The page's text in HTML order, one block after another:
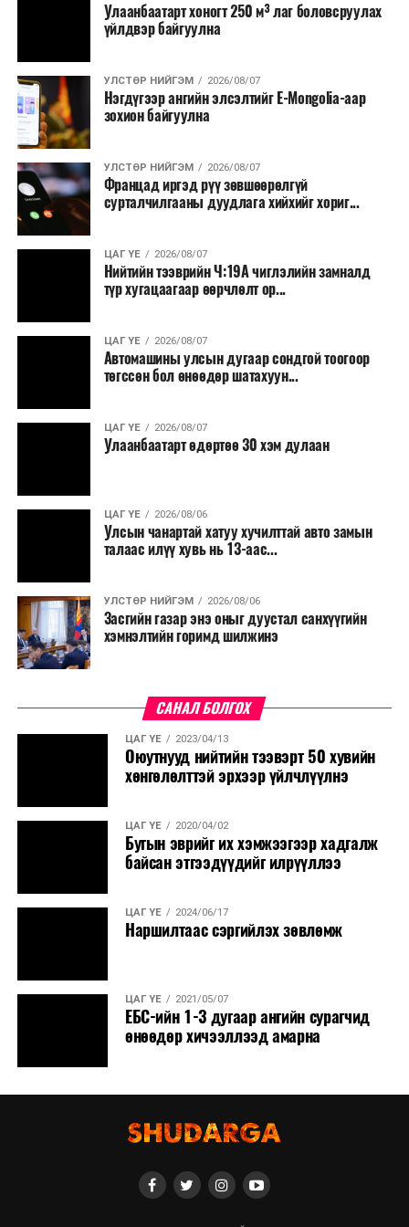
Улаанбаатарт хоногт 250 м³ лаг боловсруулах
үйлдвэр байгуулна
УЛСТӨР НИЙГЭМ 2026/08/07
Нэгдүгээр ангийн элсэлтийг E-Mongolia-аар
зохион байгуулна
УЛСТӨР НИЙГЭМ 2026/08/07
Францад иргэд рүү зөвшөөрөлгүй
сурталчилгааны дуудлага хийхийг хориг...
ЦАГ ҮЕ 2026/08/07
Нийтийн тээврийн Ч:19А чиглэлийн замналд
түр хугацаагаар өөрчлөлт ор...
ЦАГ ҮЕ 2026/08/07
Автомашины улсын дугаар сондгой тоогоор
төгссөн бол өнөөдөр шатахуун...
ЦАГ ҮЕ 2026/08/07
Улаанбаатарт өдөртөө 30 хэм дулаан
ЦАГ ҮЕ 2026/08/06
Улсын чанартай хатуу хучилттай авто замын
талаас илүү хувь нь 13-аас...
УЛСТӨР НИЙГЭМ 2026/08/06
Засгийн газар энэ оныг дуустал санхүүгийн
хэмнэлтийн горимд шилжинэ
САНАЛ БОЛГОХ
ЦАГ ҮЕ 2023/04/13
Оюутнууд нийтийн тээвэрт 50 хувийн
хөнгөлөлттэй эрхээр үйлчлүүлнэ
ЦАГ ҮЕ 2020/04/02
Бугын эврийг их хэмжээгээр хадгалж
байсан этгээдүүдийг илрүүллээ
ЦАГ ҮЕ 2024/06/17
Наршилтаас сэргийлэх зөвлөмж
ЦАГ ҮЕ 2021/05/07
ЕБС-ийн 1-3 дугаар ангийн сурагчид
өнөөдөр хичээллээд амарна